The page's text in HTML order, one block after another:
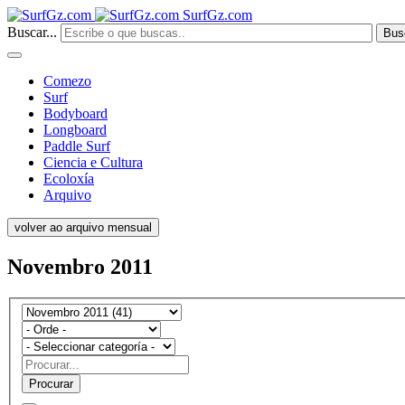
SurfGz.com
Buscar...
Comezo
Surf
Bodyboard
Longboard
Paddle Surf
Ciencia e Cultura
Ecoloxía
Arquivo
volver ao arquivo mensual
Novembro 2011
Procurar